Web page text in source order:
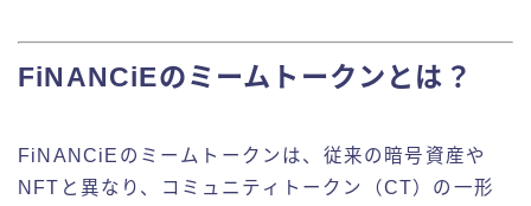
FiNANCiEのミームトークンとは？
FiNANCiEのミームトークンは、従来の暗号資産や
NFTと異なり、コミュニティトークン（CT）の一形